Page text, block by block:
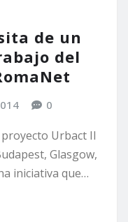
de un
del
0
Urbact II
Glasgow,
iniciativa que…